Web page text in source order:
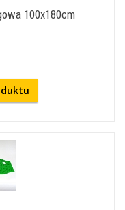
100x180cm